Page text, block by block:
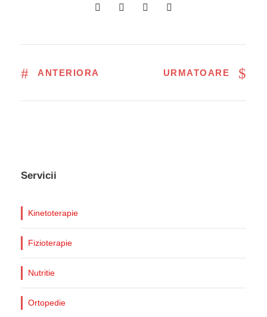
ANTERIORA URMATOARE
Servicii
Kinetoterapie
Fizioterapie
Nutritie
Ortopedie